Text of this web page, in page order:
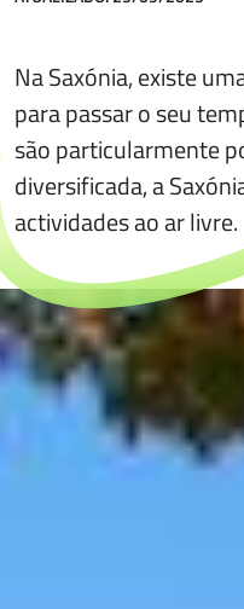
Na Saxónia, existe
para passar o seu
são particularmente
diversificada, a
actividades ao ar livre.